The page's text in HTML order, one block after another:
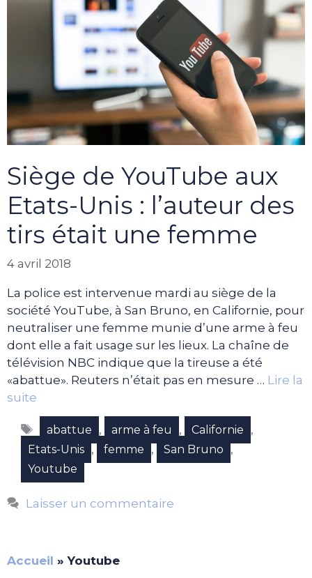
Siège de YouTube aux
Etats-Unis : l’auteur des
tirs était une femme
4 avril 2018
La police est intervenue mardi au siège de la
société YouTube, à San Bruno, en Californie, pour
neutraliser une femme munie d’une arme à feu
dont elle a fait usage sur les lieux. La chaîne de
télévision NBC indique que la tireuse a été
«abattue». Reuters n’était pas en mesure … Lire la
suite
Étiquettes
abattue , arme à feu , Californie ,
Etats-Unis , femme , San Bruno ,
Youtube
Laisser un commentaire
Accueil »Youtube